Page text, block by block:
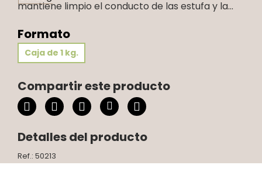
mantiene limpio el conducto de las estufa y la...
Formato
Caja de 1 kg.
Compartir este producto
Detalles del producto
Ref.: 50213